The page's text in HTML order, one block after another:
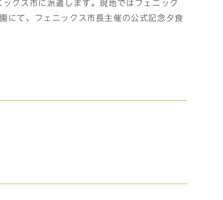
クス市に派遣します。現地ではフェニック
にて、フェニックス市長主催の公式記念夕食